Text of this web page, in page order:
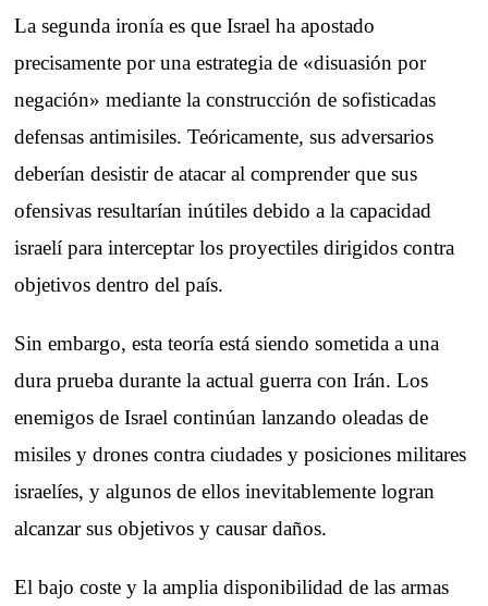
La segunda ironía es que Israel ha apostado
precisamente por una estrategia de «disuasión por
negación» mediante la construcción de sofisticadas
defensas antimisiles. Teóricamente, sus adversarios
deberían desistir de atacar al comprender que sus
ofensivas resultarían inútiles debido a la capacidad
israelí para interceptar los proyectiles dirigidos contra
objetivos dentro del país.
Sin embargo, esta teoría está siendo sometida a una
dura prueba durante la actual guerra con Irán. Los
enemigos de Israel continúan lanzando oleadas de
misiles y drones contra ciudades y posiciones militares
israelíes, y algunos de ellos inevitablemente logran
alcanzar sus objetivos y causar daños.
El bajo coste y la amplia disponibilidad de las armas